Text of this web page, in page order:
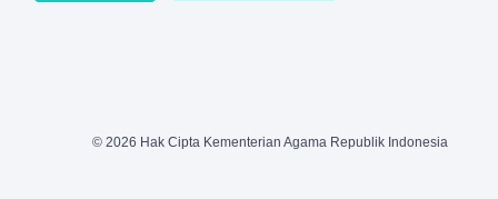
© 2026 Hak Cipta Kementerian Agama Republik Indonesia